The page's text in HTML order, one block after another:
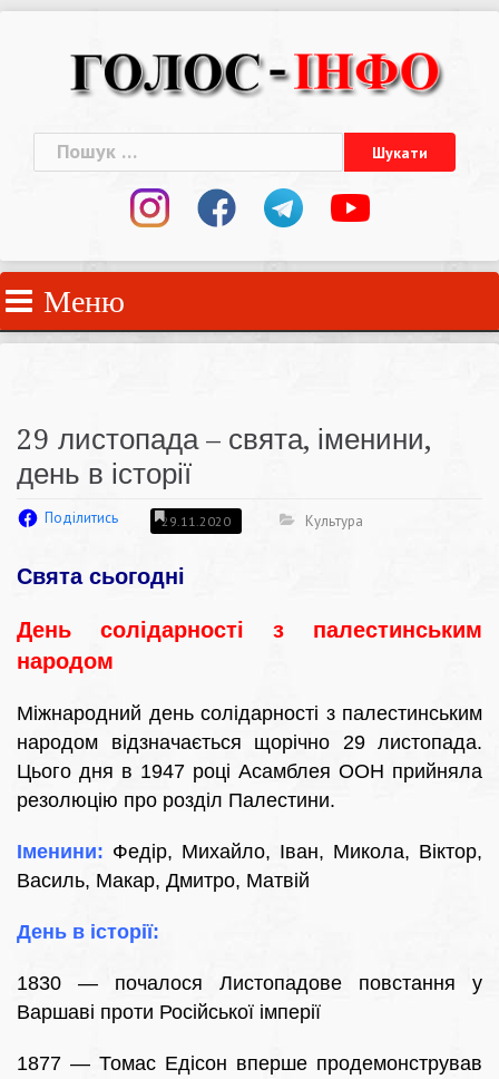
Пошук:
Меню
29 листопада – свята, іменини,
день в історії
Поділитись 29.11.2020 Культура
Свята сьогодні
День солідарності з палестинським
народом
Міжнародний день солідарності з палестинським
народом відзначається щорічно 29 листопада.
Цього дня в 1947 році Асамблея ООН прийняла
резолюцію про розділ Палестини.
Іменини: Федір, Михайло, Іван, Микола, Віктор,
Василь, Макар, Дмитро, Матвій
День в історії:
1830 — почалося Листопадове повстання у
Варшаві проти Російської імперії
1877 — Томас Едісон вперше продемонстрував